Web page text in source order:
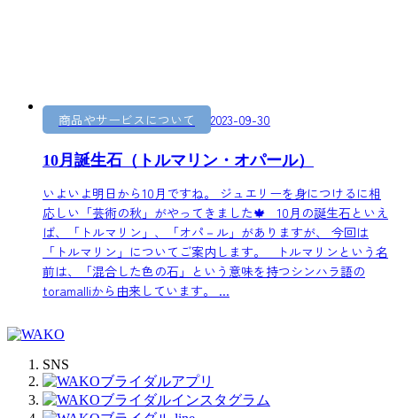
商品やサービスについて 2023-09-30
10月誕生石（トルマリン・オパール）
いよいよ明日から10月ですね。 ジュエリーを身につけるに相
応しい「芸術の秋」がやってきました🍁 10月の誕生石といえ
ば、「トルマリン」、「オパ－ル」がありますが、 今回は
「トルマリン」についてご案内します。 トルマリンという名
前は、「混合した色の石」という意味を持つシンハラ語の
toramalliから由来しています。 ...
SNS